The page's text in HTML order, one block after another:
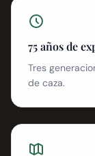
75 años de
Tres
de caza.